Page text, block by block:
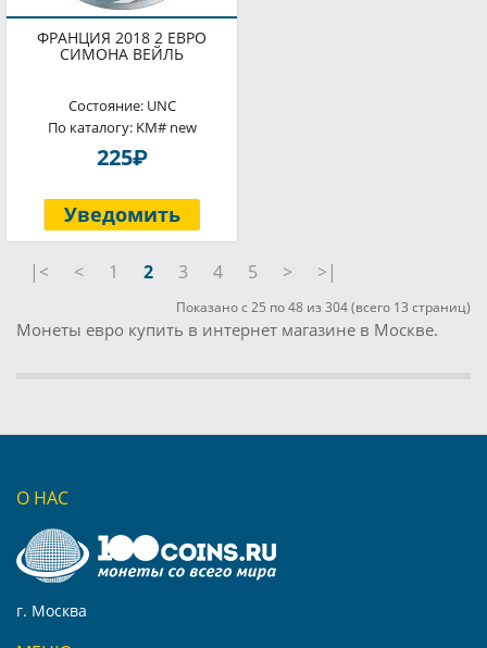
ФРАНЦИЯ 2018 2 ЕВРО
СИМОНА ВЕЙЛЬ
Состояние: UNC
По каталогу: KM# new
225P
Уведомить
|< < 1 2 3 4 5 > >|
Показано с 25 по 48 из 304 (всего 13 страниц)
Монеты евро купить в интернет магазине в Москве.
О НАС
г. Москва